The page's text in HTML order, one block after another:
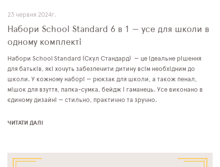
23 червня 2024г.
Набори School Standard 6 в 1 — усе для школи в
одному комплекті
Набори School Standard (Скул Стандард) — це ідеальне рішення
для батьків, які хочуть забезпечити дитину всім необхідним до
школи. У кожному наборі — рюкзак для школи, а також пенал,
мішок для взуття, папка-сумка, бейдж і гаманець. Усе виконано в
єдиному дизайні — стильно, практично та зручно.
ЧИТАТИ ДАЛІ